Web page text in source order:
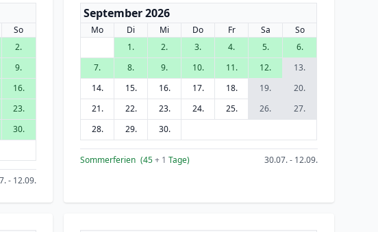
So
2.
9.
16.
23.
30.
- 12.09.
September 2026
Mo Di Mi Do Fr Sa
So
1.
2. 3. 4. 5.
6.
7.
8. 9. 10. 11. 12.
13.
14.
15. 16. 17. 18. 19.
20.
21.
22. 23. 24. 25. 26.
27.
28.
29. 30.
Sommerferien (45+ 1 Tage) 30.07. - 12.09.